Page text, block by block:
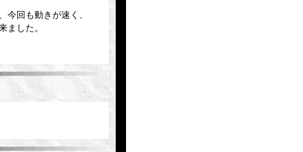
今回も動きが速く、
ました。